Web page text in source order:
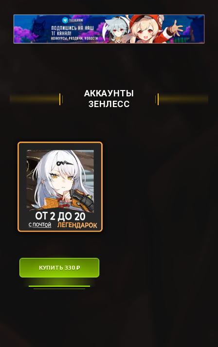
АККАУНТЫ
ЗЕНЛЕСС
КУПИТЬ 330 ₽